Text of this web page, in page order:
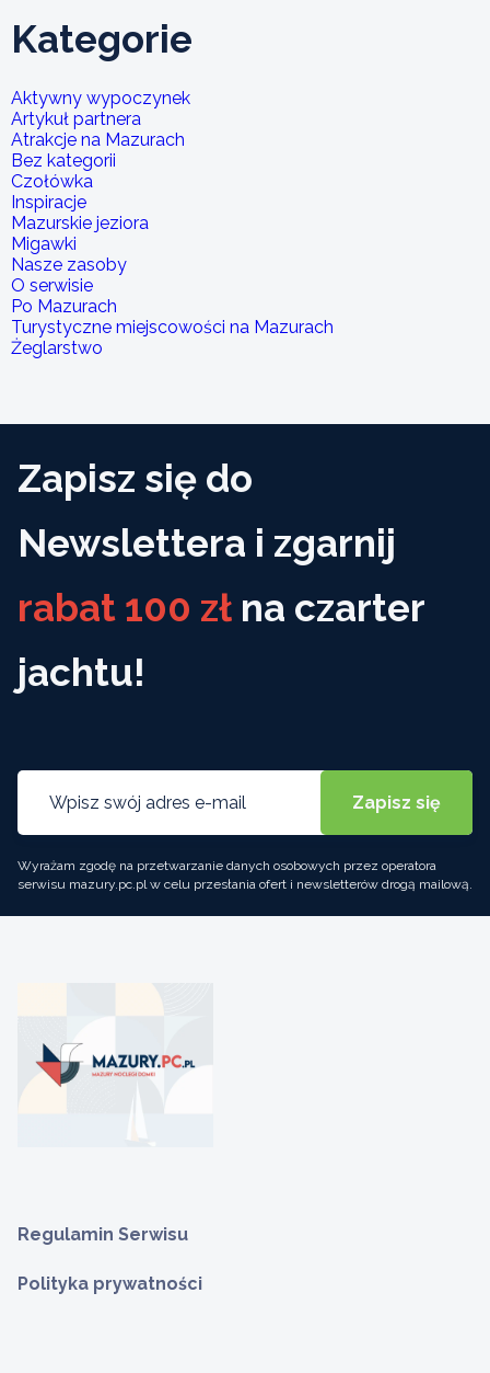
Kategorie
Aktywny wypoczynek
Artykuł partnera
Atrakcje na Mazurach
Bez kategorii
Czołówka
Inspiracje
Mazurskie jeziora
Migawki
Nasze zasoby
O serwisie
Po Mazurach
Turystyczne miejscowości na Mazurach
Żeglarstwo
Zapisz się do
Newslettera i zgarnij
rabat 100 zł na czarter
jachtu!
Wyrażam zgodę na przetwarzanie danych osobowych przez operatora
serwisu mazury.pc.pl w celu przesłania ofert i newsletterów drogą mailową.
Regulamin Serwisu
Polityka prywatności